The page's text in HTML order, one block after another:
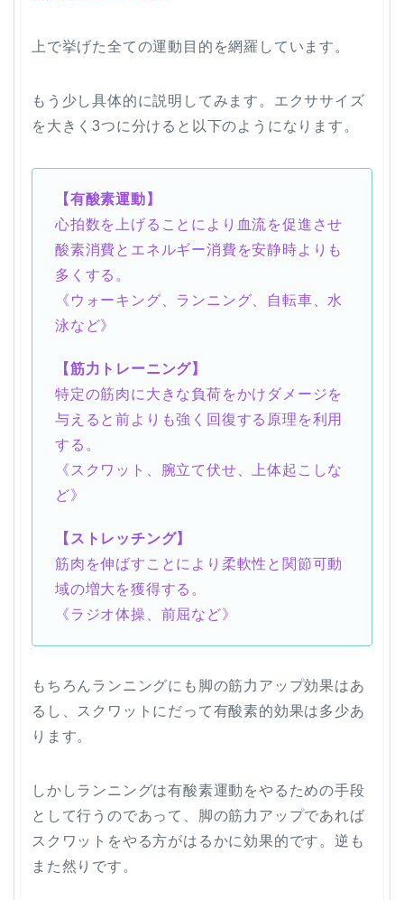
上で挙げた全ての運動目的を網羅しています。
もう少し具体的に説明してみます。エクササイズ
を大きく3つに分けると以下のようになります。
【有酸素運動】
心拍数を上げることにより血流を促進させ
酸素消費とエネルギー消費を安静時よりも
多くする。
《ウォーキング、ランニング、自転車、水
泳など》
【筋力トレーニング】
特定の筋肉に大きな負荷をかけダメージを
与えると前よりも強く回復する原理を利用
する。
《スクワット、腕立て伏せ、上体起こしな
ど》
【ストレッチング】
筋肉を伸ばすことにより柔軟性と関節可動
域の増大を獲得する。
《ラジオ体操、前屈など》
もちろんランニングにも脚の筋力アップ効果はあ
るし、スクワットにだって有酸素的効果は多少あ
ります。
しかしランニングは有酸素運動をやるための手段
として行うのであって、脚の筋力アップであれば
スクワットをやる方がはるかに効果的です。逆も
また然りです。